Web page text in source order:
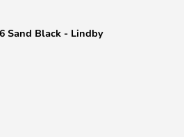
Sand Black - Lindby